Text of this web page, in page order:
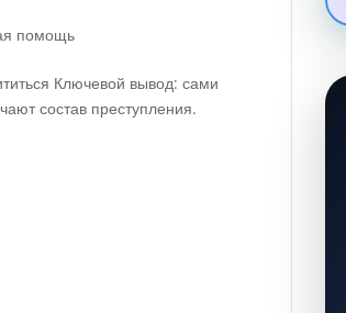
помощь
Ключевой вывод: сами
состав преступления.